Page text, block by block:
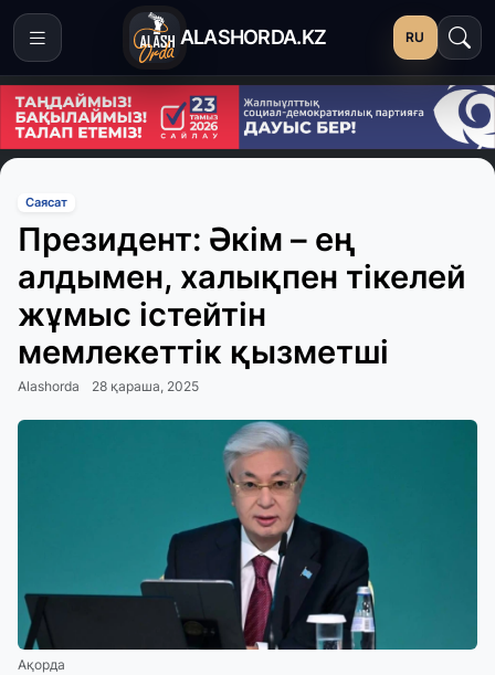
ALASHORDA.KZ RU
Саясат
Президент: Әкім – ең
алдымен, халықпен тікелей
жұмыс істейтін
мемлекеттік қызметші
Alashorda 28 қараша, 2025
Ақорда